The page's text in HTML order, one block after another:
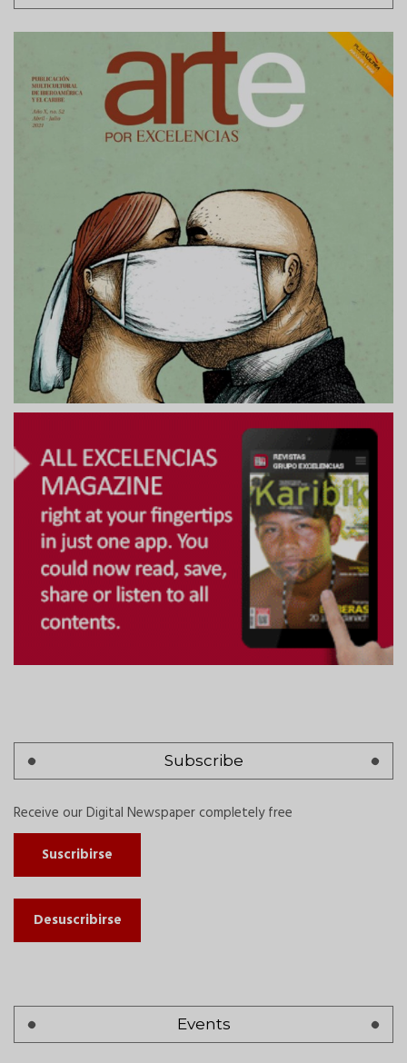
Next
page
Siguiente >
Subscribe
Receive our Digital Newspaper completely free
Suscribirse
Desuscribirse
Events